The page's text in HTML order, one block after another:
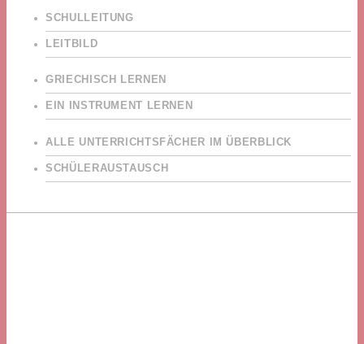
SCHULLEITUNG
LEITBILD
GRIECHISCH LERNEN
EIN INSTRUMENT LERNEN
ALLE UNTERRICHTSFÄCHER IM ÜBERBLICK
SCHÜLERAUSTAUSCH